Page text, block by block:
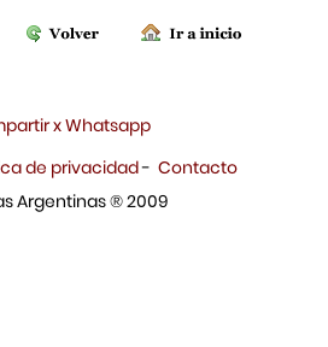
x Whatsapp
de privacidad- Contacto
Argentinas ® 2009